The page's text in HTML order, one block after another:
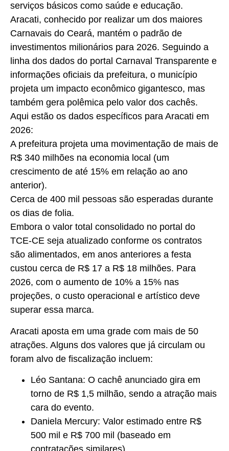
serviços básicos como saúde e educação.
Aracati, conhecido por realizar um dos maiores
Carnavais do Ceará, mantém o padrão de
investimentos milionários para 2026. Seguindo a
linha dos dados do portal Carnaval Transparente e
informações oficiais da prefeitura, o município
projeta um impacto econômico gigantesco, mas
também gera polêmica pelo valor dos cachês.
Aqui estão os dados específicos para Aracati em
2026:
A prefeitura projeta uma movimentação de mais de
R$ 340 milhões na economia local (um
crescimento de até 15% em relação ao ano
anterior).
Cerca de 400 mil pessoas são esperadas durante
os dias de folia.
Embora o valor total consolidado no portal do
TCE-CE seja atualizado conforme os contratos
são alimentados, em anos anteriores a festa
custou cerca de R$ 17 a R$ 18 milhões. Para
2026, com o aumento de 10% a 15% nas
projeções, o custo operacional e artístico deve
superar essa marca.
Aracati aposta em uma grade com mais de 50
atrações. Alguns dos valores que já circulam ou
foram alvo de fiscalização incluem:
Léo Santana: O cachê anunciado gira em
torno de R$ 1,5 milhão, sendo a atração mais
cara do evento.
Daniela Mercury: Valor estimado entre R$
500 mil e R$ 700 mil (baseado em
contratações similares).